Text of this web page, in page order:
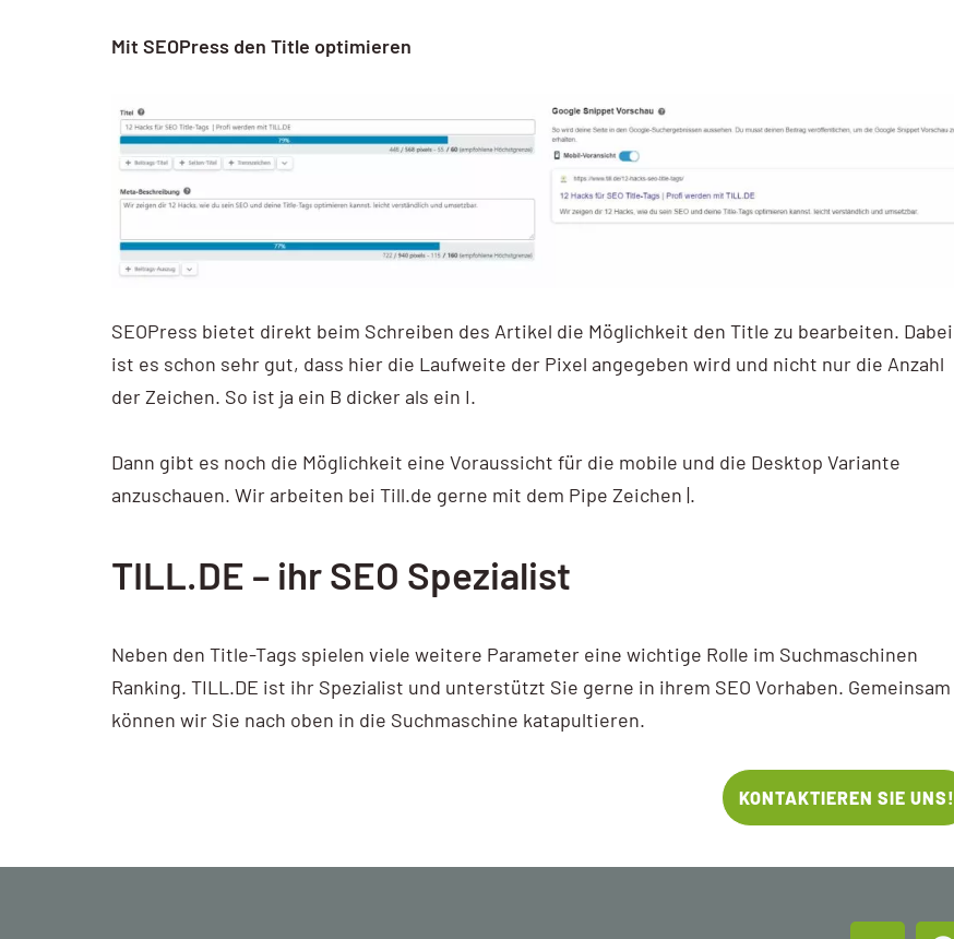
Mit SEOPress den Title optimieren
SEOPress bietet direkt beim Schreiben des Artikel die Möglichkeit den Title zu bearbeiten. Dabei
ist es schon sehr gut, dass hier die Laufweite der Pixel angegeben wird und nicht nur die Anzahl
der Zeichen. So ist ja ein B dicker als ein I.
Dann gibt es noch die Möglichkeit eine Voraussicht für die mobile und die Desktop Variante
anzuschauen. Wir arbeiten bei Till.de gerne mit dem Pipe Zeichen |.
TILL.DE – ihr SEO Spezialist
Neben den Title-Tags spielen viele weitere Parameter eine wichtige Rolle im Suchmaschinen
Ranking. TILL.DE ist ihr Spezialist und unterstützt Sie gerne in ihrem SEO Vorhaben. Gemeinsam
können wir Sie nach oben in die Suchmaschine katapultieren.
KONTAKTIEREN SIE UNS!